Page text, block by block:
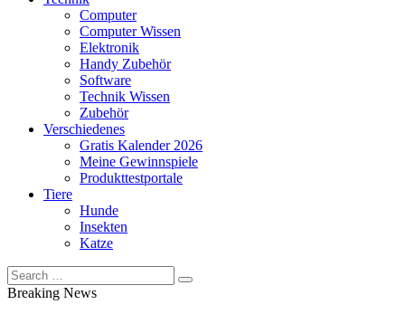
Computer
Computer Wissen
Elektronik
Handy Zubehör
Software
Technik Wissen
Zubehör
Verschiedenes
Gratis Kalender 2026
Meine Gewinnspiele
Produkttestportale
Tiere
Hunde
Insekten
Katze
Breaking News